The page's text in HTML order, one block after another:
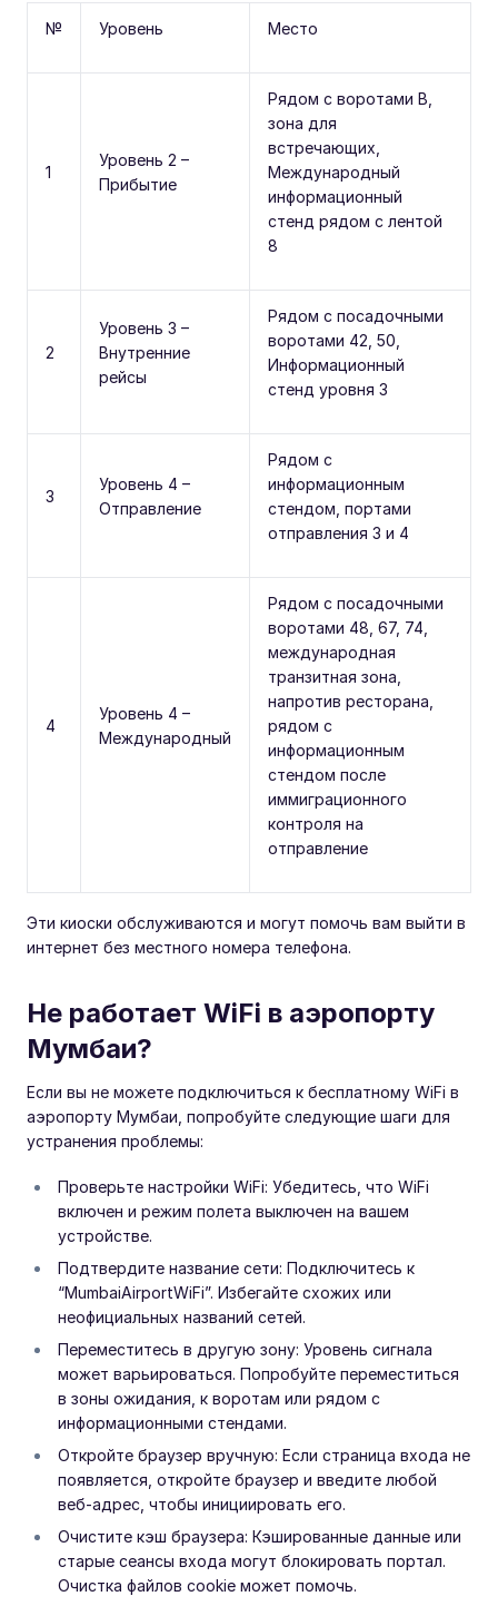
№ Уровень Место
1
Уровень 2 –
Прибытие
Рядом с воротами B,
зона для
встречающих,
Международный
информационный
стенд рядом с лентой
8
2
Уровень 3 –
Внутренние
рейсы
Рядом с посадочными
воротами 42, 50,
Информационный
стенд уровня 3
3
Уровень 4 –
Отправление
Рядом с
информационным
стендом, портами
отправления 3 и 4
4
Уровень 4 –
Международный
Рядом с посадочными
воротами 48, 67, 74,
международная
транзитная зона,
напротив ресторана,
рядом с
информационным
стендом после
иммиграционного
контроля на
отправление
Эти киоски обслуживаются и могут помочь вам выйти в
интернет без местного номера телефона.
Не работает WiFi в аэропорту
Мумбаи?
Если вы не можете подключиться к бесплатному WiFi в
аэропорту Мумбаи, попробуйте следующие шаги для
устранения проблемы:
Проверьте настройки WiFi: Убедитесь, что WiFi
включен и режим полета выключен на вашем
устройстве.
Подтвердите название сети: Подключитесь к
“MumbaiAirportWiFi”. Избегайте схожих или
неофициальных названий сетей.
Переместитесь в другую зону: Уровень сигнала
может варьироваться. Попробуйте переместиться
в зоны ожидания, к воротам или рядом с
информационными стендами.
Откройте браузер вручную: Если страница входа не
появляется, откройте браузер и введите любой
веб-адрес, чтобы инициировать его.
Очистите кэш браузера: Кэшированные данные или
старые сеансы входа могут блокировать портал.
Очистка файлов cookie может помочь.